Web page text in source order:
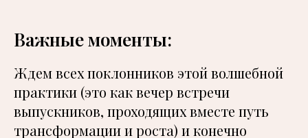
Важные моменты:
Ждем всех поклонников этой волшебной
практики (это как вечер встречи
выпускников, проходящих вместе путь
трансформации и роста) и конечно